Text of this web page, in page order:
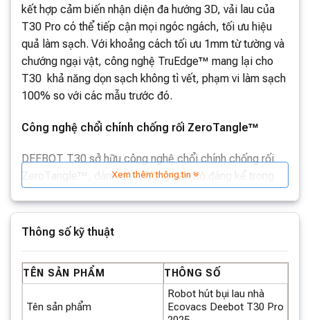
kết hợp cảm biến nhận diện đa hướng 3D, vải lau của
T30 Pro có thể tiếp cận mọi ngóc ngách, tối ưu hiệu
quả làm sạch. Với khoảng cách tối ưu 1mm từ tường và
chướng ngại vật, công nghệ TruEdge™ mang lại cho
T30 khả năng dọn sạch không tì vết, phạm vi làm sạch
100% so với các mẫu trước đó.
Công nghệ chổi chính chống rối ZeroTangle™
DEEBOT T30 sở hữu công nghệ chổi chính chống rối
ZeroTangle™, đánh dấu những tiến bộ đáng kể trong
một bàn chải con lăn hình chữ V được thiết kế đặc biệt
với lông phẳng 21. Với cấu hình, T30 Pro có thể loại bỏ
Đặc biệt hơn, để nâng cao hơn nữa hiệu suất dọn dẹp,
T30 Pro còn được trang bị mảng răng lược kép tích
hợp trong ngăn bàn chải con lăn sẽ chủ động quét tóc
Xem thêm thông tin
Thông số kỹ thuật
TÊN SẢN PHẨM THÔNG SỐ
Tên sản phẩm
Robot hút bụi lau nhà
Ecovacs Deebot T30 Pro